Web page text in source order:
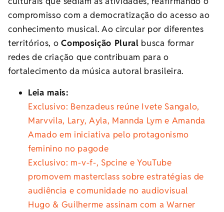
compromisso com a democratização do acesso ao
conhecimento musical. Ao circular por diferentes
territórios, oComposição Plural busca formar
redes de criação que contribuam para o
fortalecimento da música autoral brasileira.
Leia mais:
Exclusivo: Benzadeus reúne Ivete Sangalo,
Marvvila, Lary, Ayla, Mannda Lym e Amanda
Amado em iniciativa pelo protagonismo
feminino no pagode
Exclusivo: m-v-f-, Spcine e YouTube
promovem masterclass sobre estratégias de
audiência e comunidade no audiovisual
Hugo & Guilherme assinam com a Warner